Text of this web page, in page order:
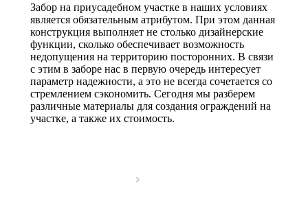
Забор на приусадебном участке в наших условиях
является обязательным атрибутом. При этом данная
конструкция выполняет не столько дизайнерские
функции, сколько обеспечивает возможность
недопущения на территорию посторонних. В связи
с этим в заборе нас в первую очередь интересует
параметр надежности, а это не всегда сочетается со
стремлением сэкономить. Сегодня мы разберем
различные материалы для создания ограждений на
участке, а также их стоимость.